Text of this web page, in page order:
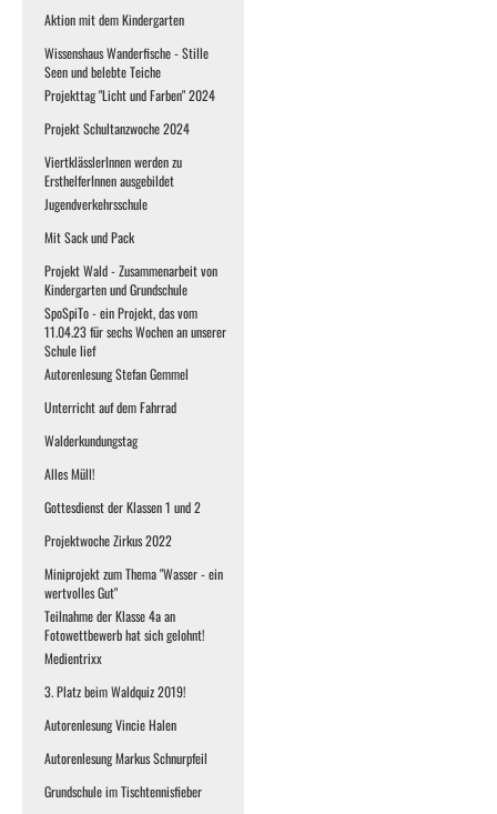
Aktion mit dem Kindergarten
Wissenshaus Wanderfische - Stille
Seen und belebte Teiche
Projekttag "Licht und Farben" 2024
Projekt Schultanzwoche 2024
ViertklässlerInnen werden zu
ErsthelferInnen ausgebildet
Jugendverkehrsschule
Mit Sack und Pack
Projekt Wald - Zusammenarbeit von
Kindergarten und Grundschule
SpoSpiTo - ein Projekt, das vom
11.04.23 für sechs Wochen an unserer
Schule lief
Autorenlesung Stefan Gemmel
Unterricht auf dem Fahrrad
Walderkundungstag
Alles Müll!
Gottesdienst der Klassen 1 und 2
Projektwoche Zirkus 2022
Miniprojekt zum Thema "Wasser - ein
wertvolles Gut"
Teilnahme der Klasse 4a an
Fotowettbewerb hat sich gelohnt!
Medientrixx
3. Platz beim Waldquiz 2019!
Autorenlesung Vincie Halen
Autorenlesung Markus Schnurpfeil
Grundschule im Tischtennisfieber